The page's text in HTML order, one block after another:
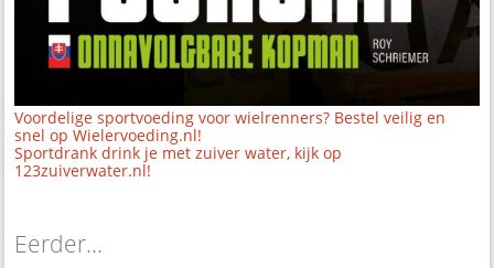
Voordelige sportvoeding voor wielrenners? Bestel veilig en
snel op Wielervoeding.nl!
Sportdrank drink je met zuiver water, kijk op
123zuiverwater.nl!
Eerder...